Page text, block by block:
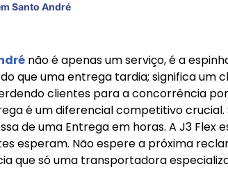
Santo André
não é apenas um serviço, é a
que uma entrega tardia; significa um
clientes para a concorrência
é um diferencial competitivo
de uma Entrega em horas. A J3 Flex
esperam. Não espere a próxima
que só uma transportadora